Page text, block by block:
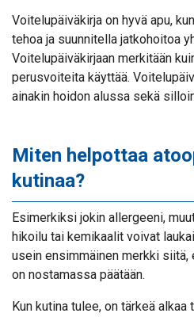
Voitelupäiväkirja on hyvä apu,
tehoa ja suunnitella jatkohoitoa
Voitelupäiväkirjaan merkitään
perusvoiteita käyttää.
ainakin hoidon alussa sekä
Miten helpottaa
kutinaa?
Esimerkiksi jokin allergeeni,
hikoilu tai kemikaalit voivat
usein ensimmäinen merkki siitä,
on nostamassa päätään.
Kun kutina tulee, on tärkeä